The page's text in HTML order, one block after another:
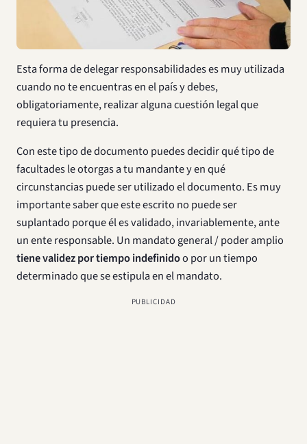
Esta forma de delegar responsabilidades es muy utilizada
cuando no te encuentras en el país y debes,
obligatoriamente, realizar alguna cuestión legal que
requiera tu presencia.
Con este tipo de documento puedes decidir qué tipo de
facultades le otorgas a tu mandante y en qué
circunstancias puede ser utilizado el documento. Es muy
importante saber que este escrito no puede ser
suplantado porque él es validado, invariablemente, ante
un ente responsable. Un mandato general / poder amplio
tiene validez por tiempo indefinidoo por un tiempo
determinado que se estipula en el mandato.
PUBLICIDAD